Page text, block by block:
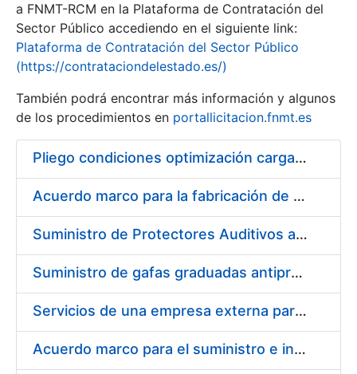
Show/Hide
a FNMT-RCM en la Plataforma de Contratación del
Sector Público accediendo en el siguiente link:
Plataforma de Contratación del Sector Público
(https://contrataciondelestado.es/)
También podrá encontrar más información y algunos
de los procedimientos en portallicitacion.fnmt.es
Pliego condiciones optimización cargas compras firmado
Acuerdo marco para la fabricación de piezas
Suministro de Protectores Auditivos a medida para las personas trabajadoras de los Centros de Trabajo de Madrid y Burgos
Suministro de gafas graduadas antiproyecciones para los trabajadores de la FNMT-RCM en los centros de trabajo de Madrid y Burgos
Servicios de una empresa externa para el asesoramiento y resolución de los recursos de alzada que se presentan relacionados con procesos de selección para la FNMT-RCM
Acuerdo marco para el suministro e instalación de persianas, estores y otros complementos